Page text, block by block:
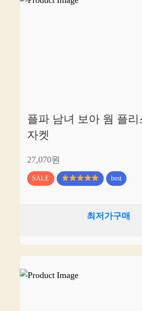
플파 남녀 보아 웜 플
자켓
27,070원
SALE best
최저가구매